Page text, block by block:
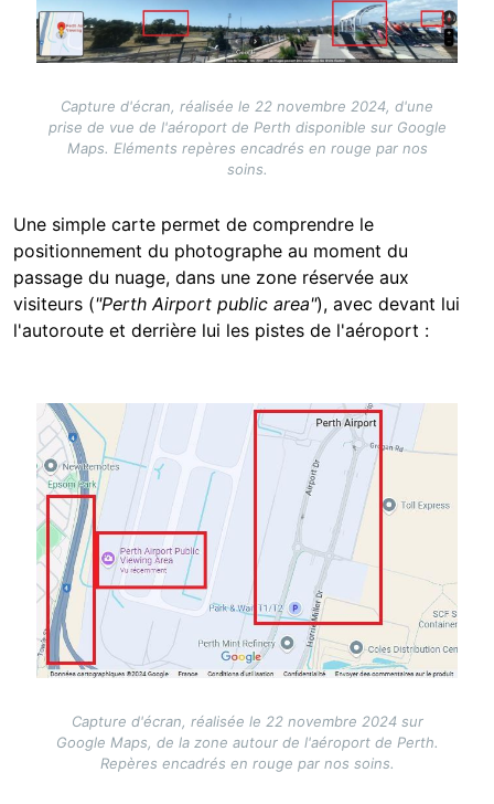
Capture d'écran, réalisée le 22 novembre 2024, d'une
prise de vue de l'aéroport de Perth disponible sur Google
Maps. Eléments repères encadrés en rouge par nos
soins.
Une simple carte permet de comprendre le
positionnement du photographe au moment du
passage du nuage, dans une zone réservée aux
visiteurs ("Perth Airport public area"), avec devant lui
l'autoroute et derrière lui les pistes de l'aéroport :
Image
Capture d'écran, réalisée le 22 novembre 2024 sur
Google Maps, de la zone autour de l'aéroport de Perth.
Repères encadrés en rouge par nos soins.